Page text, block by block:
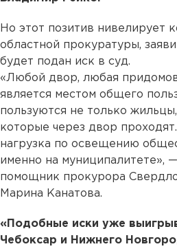
Но этот позитив нивелирует
областной прокуратуры,
будет подан иск в суд.
«Любой двор, любая
является местом общего
пользуются не только
которые через двор
нагрузка по освещению
именно на муниципалитете»,
помощник прокурора
Марина Канатова.
«Подобные иски уже
Чебоксар и Нижнего